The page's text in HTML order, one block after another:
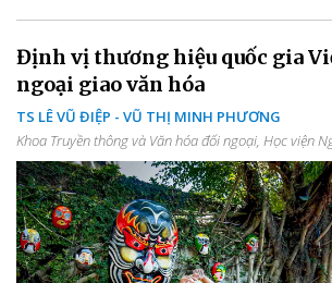
Định vị thương hiệu quốc gia
ngoại giao văn hóa
TS LÊ VŨ ĐIỆP - VŨ THỊ MINH PHƯƠNG
Khoa Truyền thông và Văn hóa đối ngoại, Học viện